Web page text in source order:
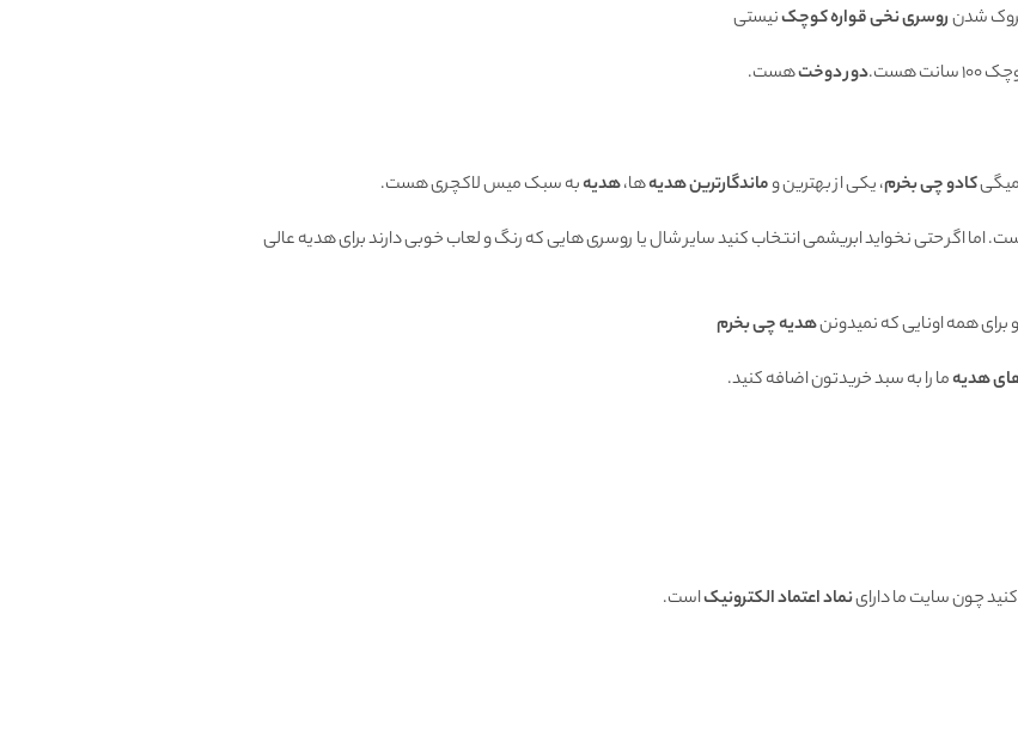
شدنروسری نخی قواره کوچکنیستی
هست. دور دوختهست.
کادو چی بخرم، یکی از بهترین وماندگارترین هدیهها،هدیهبه سبک میس لاکچری هست.
اما اگر حتی نخواید ابریشمی انتخاب کنید سایر شال یا روسری هایی که رنگ و لعاب خوبی دارند برای هدیه عالی
برای همه اونایی که نمیدوننهدیه چی بخرم
هدیهما را به سبد خریدتون اضافه کنید.
چون سایت ما داراینماد اعتماد الکترونیکاست.